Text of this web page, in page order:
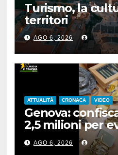
Turismo, la
territori
AGO 6, 2026
ATTUALITÀ CRONACA VIDEO
Genova:
2,5 milioni per
fiscale
AGO 6, 2026